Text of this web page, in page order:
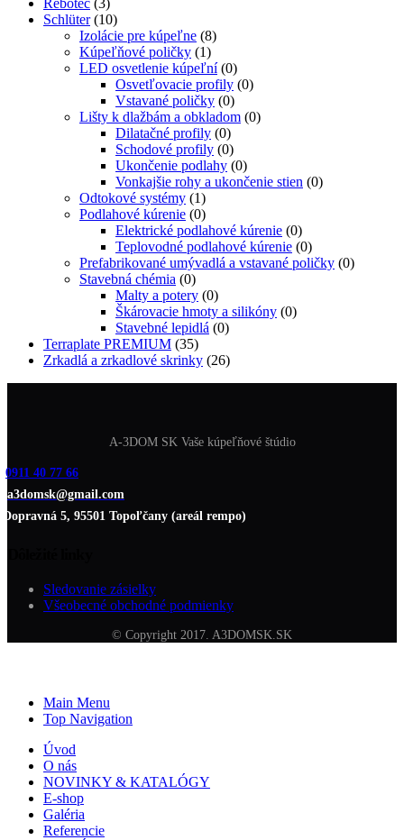
Rebotec (3)
Schlüter (10)
Izolácie pre kúpeľne (8)
Kúpeľňové poličky (1)
LED osvetlenie kúpeľní (0)
Osvetľovacie profily (0)
Vstavané poličky (0)
Lišty k dlažbám a obkladom (0)
Dilatačné profily (0)
Schodové profily (0)
Ukončenie podlahy (0)
Vonkajšie rohy a ukončenie stien (0)
Odtokové systémy (1)
Podlahové kúrenie (0)
Elektrické podlahové kúrenie (0)
Teplovodné podlahové kúrenie (0)
Prefabrikované umývadlá a vstavané poličky (0)
Stavebná chémia (0)
Malty a potery (0)
Škárovacie hmoty a silikóny (0)
Stavebné lepidlá (0)
Terraplate PREMIUM (35)
Zrkadlá a zrkadlové skrinky (26)
A-3DOM SK Vaše kúpeľňové štúdio
0911 40 77 66
a3domsk@gmail.com
Dopravná 5, 95501 Topoľčany (areál rempo)
Sledovanie zásielky
Všeobecné obchodné podmienky
© Copyright 2017. A3DOMSK.SK
Main Menu
Top Navigation
Úvod
O nás
NOVINKY & KATALÓGY
E-shop
Galéria
Referencie